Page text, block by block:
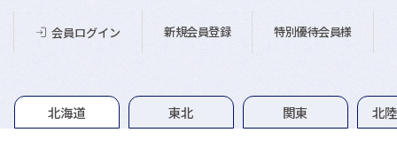
会員ログイン 新規会員登録 特別優待会員様
グループホテル一覧
北海道 東北 関東 北